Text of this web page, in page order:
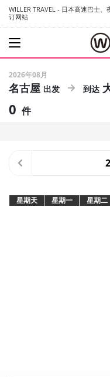
WILLER TRAVEL - 日本高速巴士
订网站
2026年08月
名古屋
0 件
星期天 星期一 星期二